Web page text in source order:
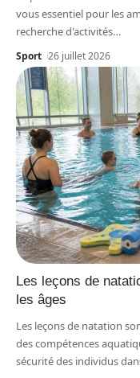
vous essentiel pour les
recherche d'activités…
Sport 26 juillet 2026
Les leçons de
les âges
Les leçons de natation
des compétences
sécurité des individus